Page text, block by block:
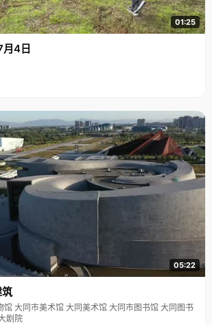
01:25
4日
05:22
院 大同大剧院